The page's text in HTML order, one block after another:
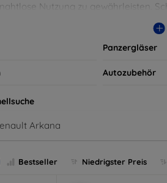
Nutzung zu gewährleisten.
Panzergläser
Autozubehör
Arkana
Bestseller Niedrigster Preis